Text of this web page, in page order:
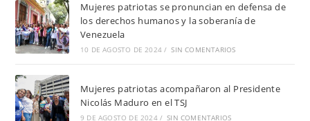
Mujeres patriotas se pronuncian en defensa de
los derechos humanos y la soberanía de
Venezuela
10 DE AGOSTO DE 2024 / SIN COMENTARIOS
Mujeres patriotas acompañaron al Presidente
Nicolás Maduro en el TSJ
9 DE AGOSTO DE 2024 / SIN COMENTARIOS